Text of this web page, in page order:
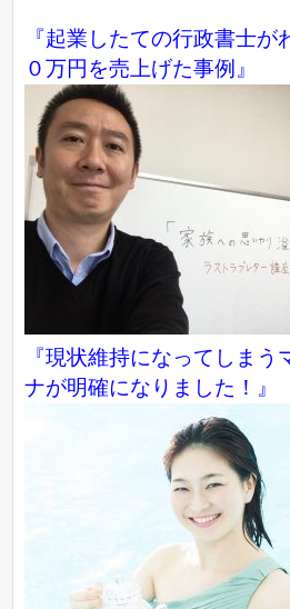
『起業したての行政書士が
０万円を売上げた事例』
『現状維持になってしまう
ナが明確になりました！』